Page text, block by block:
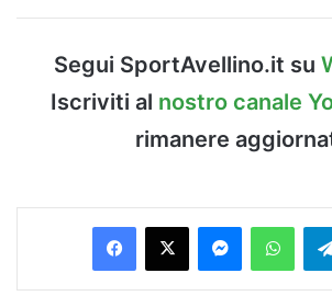
Segui SportAvellino.it su
Iscriviti al nostro canale
rimanere
Facebook
X Messenger